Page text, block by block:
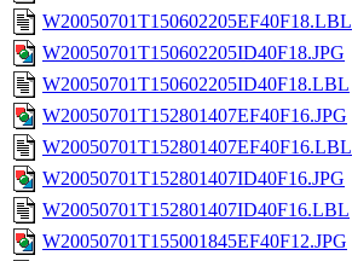
W20050701T150602205EF40F18.LBL
W20050701T150602205ID40F18.JPG
W20050701T150602205ID40F18.LBL
W20050701T152801407EF40F16.JPG
W20050701T152801407EF40F16.LBL
W20050701T152801407ID40F16.JPG
W20050701T152801407ID40F16.LBL
W20050701T155001845EF40F12.JPG